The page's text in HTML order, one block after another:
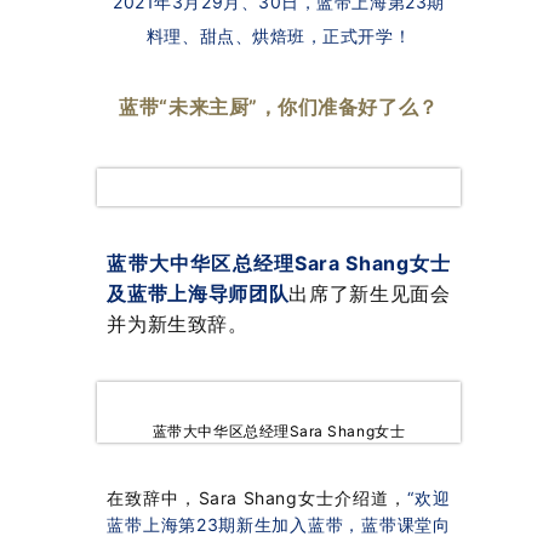
料理、甜点、烘焙班，正式开学！
蓝带“未来主厨”，你们准备好了么？
蓝带大中华区总经理Sara Shang女士
及蓝带上海导师团队出席了新生见面会
并为新生致辞。
蓝带大中华区总经理Sara Shang女士
在致辞中，Sara Shang女士介绍道， “欢迎
蓝带上海第23期新生加入蓝带，蓝带课堂向